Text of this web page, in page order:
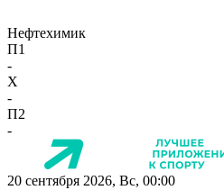
Нефтехимик
П1
-
X
-
П2
-
20 сентября 2026, Вс, 00:00